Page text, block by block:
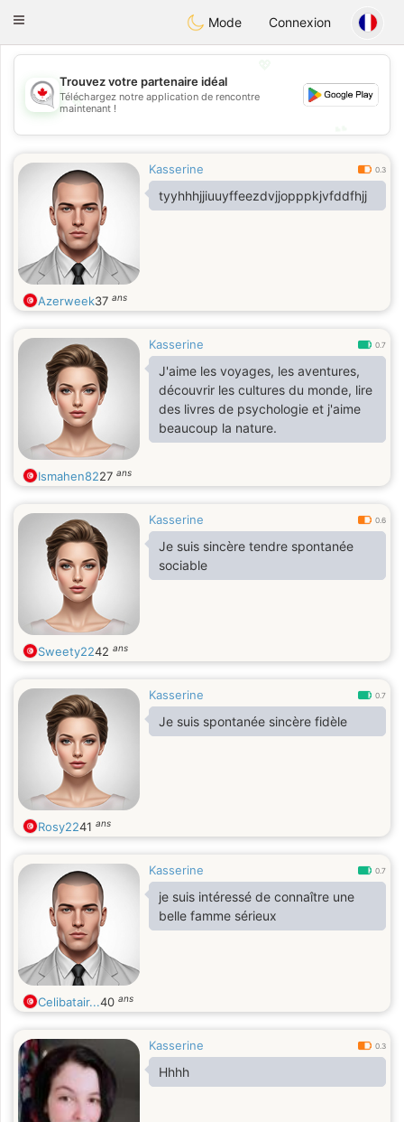
CANADIAN chat
Toggle
Mode Connexion
💖
💕
Trouvez votre partenaire idéal
Téléchargez notre application de rencontre
maintenant !
Kasserine 0.3
tyyhhhjjiuuyffeezdvjjopppkjvfddfhjj
Azerweek37 ans
Kasserine 0.7
J'aime les voyages, les aventures,
découvrir les cultures du monde, lire
des livres de psychologie et j'aime
beaucoup la nature.
Ismahen8227 ans
Kasserine 0.6
Je suis sincère tendre spontanée
sociable
Sweety2242 ans
Kasserine 0.7
Je suis spontanée sincère fidèle
Rosy2241 ans
Kasserine 0.7
je suis intéressé de connaître une
belle famme sérieux
Celibatair...40 ans
Kasserine 0.3
Hhhh